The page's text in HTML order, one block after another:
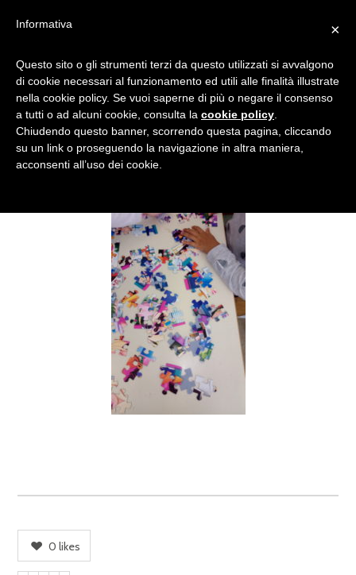
ORIZZONTALE
0 likes
×
Informativa
Questo sito o gli strumenti terzi da questo utilizzati si avvalgono
di cookie necessari al funzionamento ed utili alle finalità illustrate
nella cookie policy. Se vuoi saperne di più o negare il consenso
a tutti o ad alcuni cookie, consulta la cookie policy
Chiudendo questo banner, scorrendo questa pagina, cliccando
su un link o proseguendo la navigazione in altra maniera,
acconsenti all’uso dei cookie.